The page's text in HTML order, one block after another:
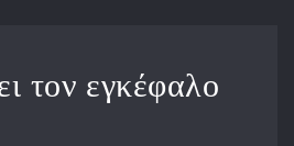
τον εγκέφαλο